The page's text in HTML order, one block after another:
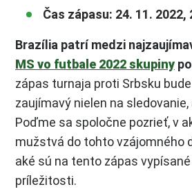
Čas zápasu: 24. 11. 2022,
Brazília patrí medzi
MS vo futbale 2022 skupiny
zápas turnaja proti Srbsku
zaujímavý nielen na
Poďme sa spoločne pozrieť, v
mužstvá do tohto vzájomného
aké sú na tento zápas
príležitosti.